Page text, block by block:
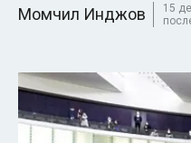
Момчил Инджов
15